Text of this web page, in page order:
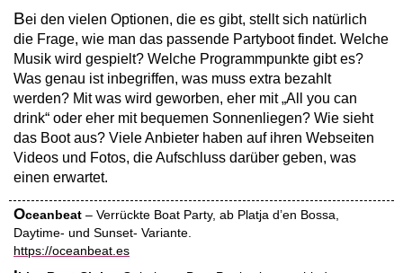
Bei den vielen Optionen, die es gibt, stellt sich natürlich
die Frage, wie man das passende Partyboot findet. Welche
Musik wird gespielt? Welche Programmpunkte gibt es?
Was genau ist inbegriffen, was muss extra bezahlt
werden? Mit was wird geworben, eher mit „All you can
drink“ oder eher mit bequemen Sonnenliegen? Wie sieht
das Boot aus? Viele Anbieter haben auf ihren Webseiten
Videos und Fotos, die Aufschluss darüber geben, was
einen erwartet.
Oceanbeat – Verrückte Boat Party, ab Platja d’en Bossa,
Daytime- und Sunset- Variante.
https://oceanbeat.es